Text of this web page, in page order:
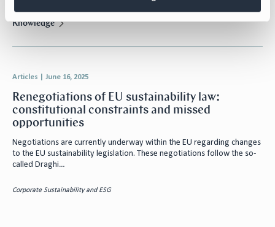
Events
Knowledge
Articles June 16, 2025
Renegotiations of EU sustainability law:
constitutional constraints and missed
opportunities
Negotiations are currently underway within the EU regarding changes
to the EU sustainability legislation. These negotiations follow the so-
called Draghi…
Corporate Sustainability and ESG